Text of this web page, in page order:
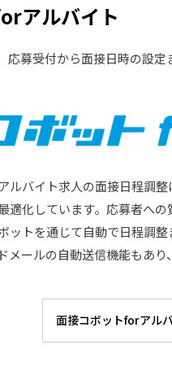
アルバイト
応募受付から面接日時の設
ルバイト求人の面接日程調
適化しています。応募者へ
ットを通じて自動で日程調
メールの自動送信機能もあり
面接コボットforアル